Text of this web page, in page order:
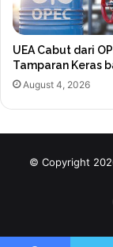
UEA Cabut dari
Tamparan Keras
August 4, 2026
© Copyright